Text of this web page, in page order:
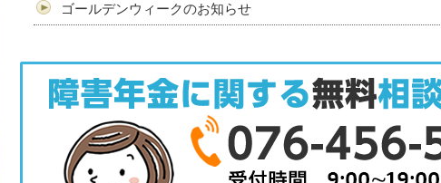
ゴールデンウィークのお知らせ